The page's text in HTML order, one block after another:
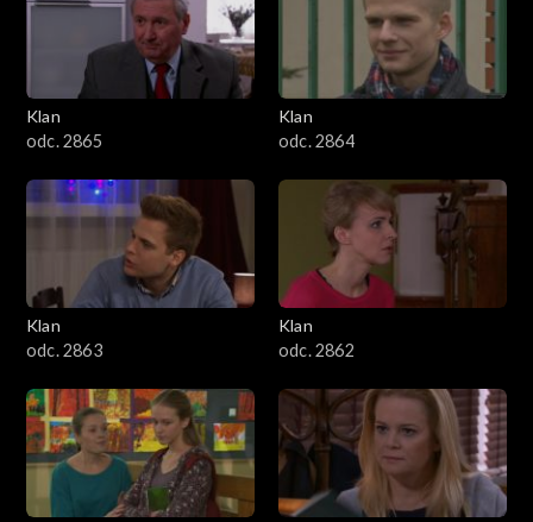
Klan
odc. 2865
Klan
odc. 2864
Klan
odc. 2863
Klan
odc. 2862